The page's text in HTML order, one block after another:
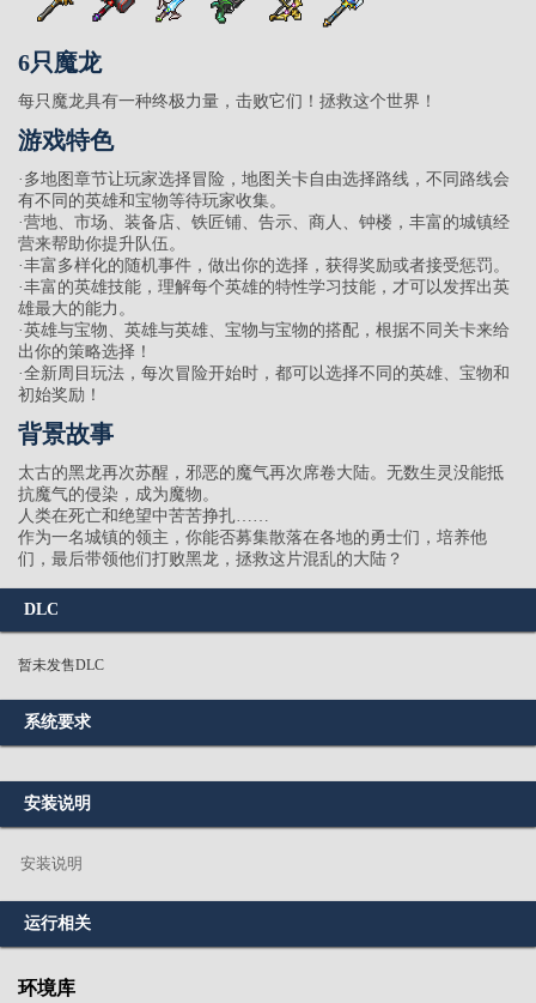
6只魔龙
每只魔龙具有一种终极力量，击败它们！拯救这个世界！
游戏特色
·多地图章节让玩家选择冒险，地图关卡自由选择路线，不同路线会
有不同的英雄和宝物等待玩家收集。
·营地、市场、装备店、铁匠铺、告示、商人、钟楼，丰富的城镇经
营来帮助你提升队伍。
·丰富多样化的随机事件，做出你的选择，获得奖励或者接受惩罚。
·丰富的英雄技能，理解每个英雄的特性学习技能，才可以发挥出英
雄最大的能力。
·英雄与宝物、英雄与英雄、宝物与宝物的搭配，根据不同关卡来给
出你的策略选择！
·全新周目玩法，每次冒险开始时，都可以选择不同的英雄、宝物和
初始奖励！
背景故事
太古的黑龙再次苏醒，邪恶的魔气再次席卷大陆。无数生灵没能抵
抗魔气的侵染，成为魔物。
人类在死亡和绝望中苦苦挣扎……
作为一名城镇的领主，你能否募集散落在各地的勇士们，培养他
们，最后带领他们打败黑龙，拯救这片混乱的大陆？
DLC
暂未发售DLC
系统要求
安装说明
安装说明
运行相关
环境库